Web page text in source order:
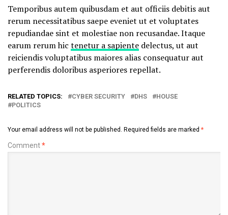
Temporibus autem quibusdam et aut officiis debitis aut
rerum necessitatibus saepe eveniet ut et voluptates
repudiandae sint et molestiae non recusandae. Itaque
earum rerum hic tenetur a sapiente delectus, ut aut
reiciendis voluptatibus maiores alias consequatur aut
perferendis doloribus asperiores repellat.
RELATED TOPICS: CYBER SECURITY DHS
HOUSE
POLITICS
Your email address will not be published. Required fields are marked *
Comment*